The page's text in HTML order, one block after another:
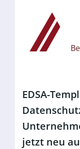
EDSA-
jetzt neu